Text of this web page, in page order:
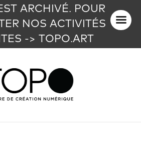
ARCHIVÉ. POUR
NOS ACTIVITÉS
-> TOPO.ART